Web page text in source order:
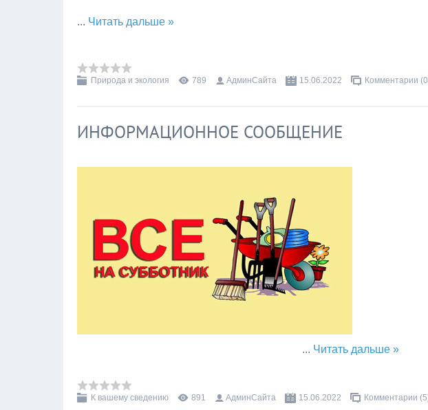
... Читать дальше »
Природа и экология 789 АдминСайта 15.06.2022 Комментарии
ИНФОРМАЦИОННОЕ СООБЩЕНИЕ
... Читать дальше »
К вашему сведению 891 АдминСайта 15.06.2022 Комментарии